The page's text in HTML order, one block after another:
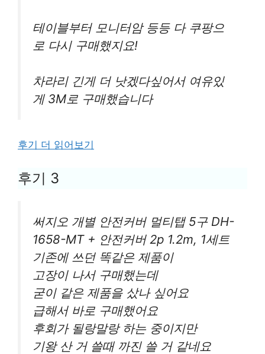
테이블부터 모니터암 등등 다 쿠팡으
로 다시 구매했지요!
차라리 긴게 더 낫겠다싶어서 여유있
게 3M로 구매했습니다
후기 더 읽어보기
후기 3
써지오 개별 안전커버 멀티탭 5구 DH-
1658-MT + 안전커버 2p 1.2m, 1세트
기존에 쓰던 똑같은 제품이
고장이 나서 구매했는데
굳이 같은 제품을 샀나 싶어요
급해서 바로 구매했어요
후회가 될랑말랑 하는 중이지만
기왕 산 거 쓸때 까진 쓸 거 같네요